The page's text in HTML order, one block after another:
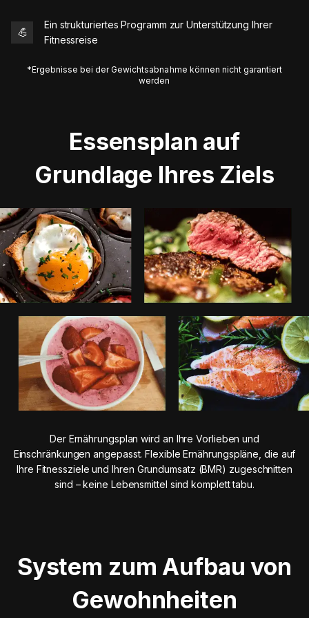
💪
Ein strukturiertes Programm zur Unterstützung Ihrer
Fitnessreise
*Ergebnisse bei der Gewichtsabnahme können nicht garantiert
werden
Essensplan auf
Grundlage Ihres Ziels
Der Ernährungsplan wird an Ihre Vorlieben und
Einschränkungen angepasst. Flexible Ernährungspläne, die auf
Ihre Fitnessziele und Ihren Grundumsatz (BMR) zugeschnitten
sind – keine Lebensmittel sind komplett tabu.
System zum Aufbau von
Gewohnheiten